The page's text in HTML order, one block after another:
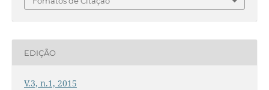
EDIÇÃO
V.3, n.1, 2015